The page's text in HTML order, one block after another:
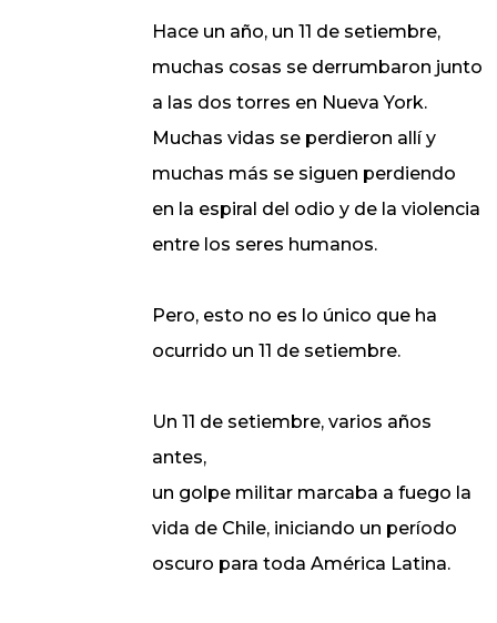
Hace un año, un 11 de setiembre,
muchas cosas se derrumbaron junto
a las dos torres en Nueva York.
Muchas vidas se perdieron allí y
muchas más se siguen perdiendo
en la espiral del odio y de la violencia
entre los seres humanos.
Pero, esto no es lo único que ha
ocurrido un 11 de setiembre.
Un 11 de setiembre, varios años
antes,
un golpe militar marcaba a fuego la
vida de Chile, iniciando un período
oscuro para toda América Latina.